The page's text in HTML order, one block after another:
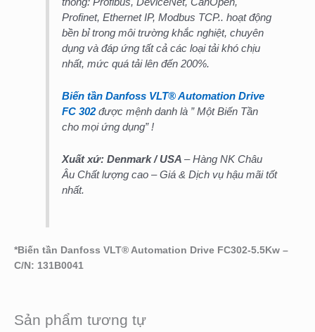
Profinet, Ethernet IP, Modbus TCP.. hoạt động
bền bỉ trong môi trường khắc nghiệt, chuyên
dụng và đáp ứng tất cả các loại tải khó chịu
nhất, mức quá tải lên đến 200%.
Biến tần Danfoss VLT® Automation Drive
FC 302được mệnh danh là ” Một Biến Tần
cho mọi ứng dụng” !
Xuất xứ: Denmark / USA– Hàng NK Châu
Âu Chất lượng cao – Giá & Dịch vụ hậu mãi tốt
nhất.
* Biến tần Danfoss VLT® Automation Drive FC302-5.5Kw –
C/N: 131B0041
Sản phẩm tương tự